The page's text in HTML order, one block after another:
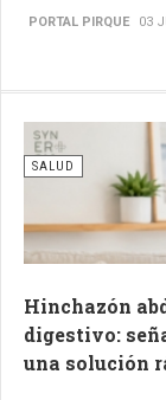
PORTAL PIRQUE 03
SALUD
Hinchazón
digestivo:
una solución